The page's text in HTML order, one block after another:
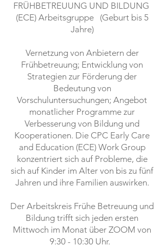
FRÜHBETREUUNG UND BILDUNG
(ECE) Arbeitsgruppe (Geburt bis 5
Jahre)
Vernetzung von Anbietern der
Frühbetreuung; Entwicklung von
Strategien zur Förderung der
Bedeutung von
Vorschuluntersuchungen; Angebot
monatlicher Programme zur
Verbesserung von Bildung und
Kooperationen. Die CPC Early Care
and Education (ECE) Work Group
konzentriert sich auf Probleme, die
sich auf Kinder im Alter von bis zu fünf
Jahren und ihre Familien auswirken.
Der Arbeitskreis Frühe Betreuung und
Bildung trifft sich jeden ersten
Mittwoch im Monat über ZOOM von
9:30 - 10:30 Uhr.